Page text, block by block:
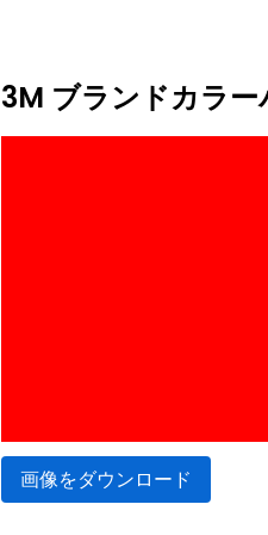
3M ブランドカラー
画像をダウンロード